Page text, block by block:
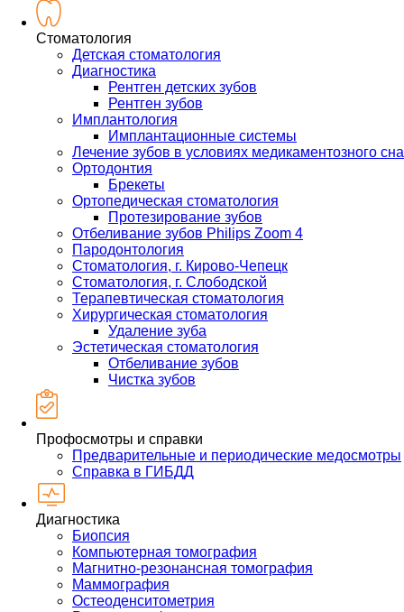
Стоматология
Детская стоматология
Диагностика
Рентген детских зубов
Рентген зубов
Имплантология
Имплантационные системы
Лечение зубов в условиях медикаментозного сна
Ортодонтия
Брекеты
Ортопедическая стоматология
Протезирование зубов
Отбеливание зубов Philips Zoom 4
Пародонтология
Стоматология, г. Кирово-Чепецк
Стоматология, г. Слободской
Терапевтическая стоматология
Хирургическая стоматология
Удаление зуба
Эстетическая стоматология
Отбеливание зубов
Чистка зубов
Профосмотры и справки
Предварительные и периодические медосмотры
Справка в ГИБДД
Диагностика
Биопсия
Компьютерная томография
Магнитно-резонансная томография
Маммография
Остеоденситометрия